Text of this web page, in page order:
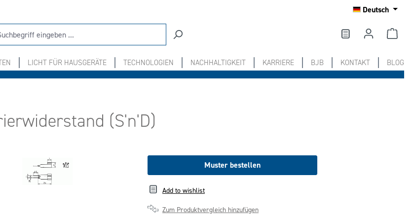
Deutsch
LICHT FÜR HAUSGERÄTE TECHNOLOGIEN NACHHALTIGKEIT KARRIERE BJB KONTAKT BLOG
(S'n'D)
Muster bestellen
Add to wishlist
Zum Produktvergleich hinzufügen